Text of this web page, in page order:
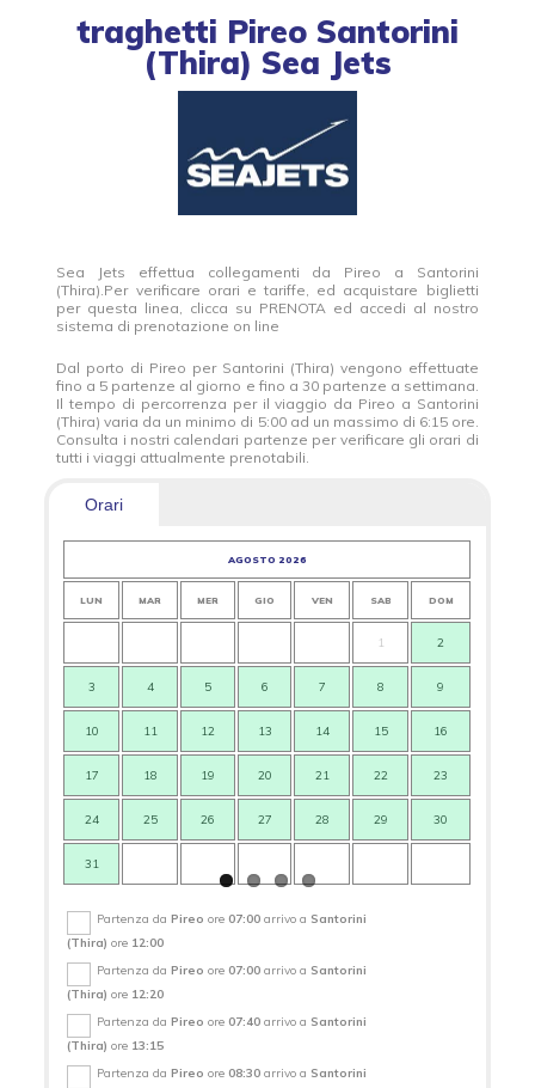
traghetti Pireo Santorini
(Thira) Sea Jets
Sea Jets effettua collegamenti da Pireo a Santorini
(Thira).Per verificare orari e tariffe, ed acquistare biglietti
per questa linea, clicca su PRENOTA ed accedi al nostro
sistema di prenotazione on line
Dal porto di Pireo per Santorini (Thira) vengono effettuate
fino a 5 partenze al giorno e fino a 30 partenze a settimana.
Il tempo di percorrenza per il viaggio da Pireo a Santorini
(Thira) varia da un minimo di 5:00 ad un massimo di 6:15 ore.
Consulta i nostri calendari partenze per verificare gli orari di
tutti i viaggi attualmente prenotabili.
Orari
AGOSTO 2026
LUN MAR MER GIO VEN SAB DOM
1 2
3 4 5 6 7 8 9
10 11 12 13 14 15 16
17 18 19 20 21 22 23
24 25 26 27 28 29 30
31
Partenza daPireo ore07:00 arrivo a Santorini
(Thira) ore 12:00
Partenza daPireo ore07:00 arrivo a Santorini
(Thira) ore 12:20
Partenza daPireo ore07:40 arrivo a Santorini
(Thira) ore 13:15
Partenza daPireo ore08:30 arrivo a Santorini